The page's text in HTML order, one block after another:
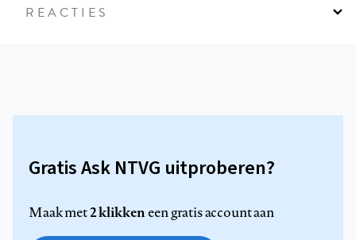
REACTIES
Gratis Ask NTVG uitproberen?
Maak met2 klikkeneen gratis account aan